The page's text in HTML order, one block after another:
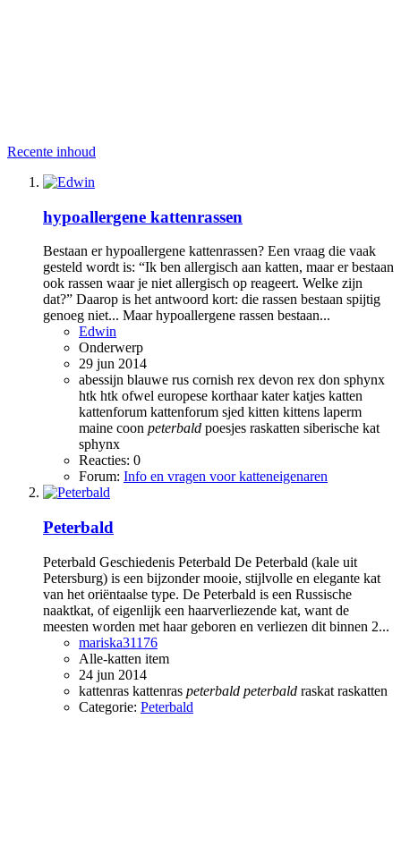
Recente inhoud
hypoallergene kattenrassen
Bestaan er hypoallergene kattenrassen? Een vraag die vaak
gesteld wordt is: “Ik ben allergisch aan katten, maar er bestaan
ook rassen waar je niet allergisch op reageert. Welke zijn
dat?” Daarop is het antwoord kort: die rassen bestaan spijtig
genoeg niet... Maar hypoallergene rassen bestaan...
Edwin
Onderwerp
29 jun 2014
abessijn blauwe rus cornish rex devon rex don sphynx
htk htk ofwel europese korthaarkaterkatjes katten
kattenforum kattenforum sjed kitten kittens laperm
maine coon peterbald poesjes raskatten siberische kat
sphynx
Reacties: 0
Forum: Info en vragen voor katteneigenaren
Peterbald
Peterbald Geschiedenis Peterbald De Peterbald (kale uit
Petersburg) is een bijzonder mooie, stijlvolle en elegante kat
van het oriëntaalse type. De Peterbald is een Russische
naaktkat, of eigenlijk een haarverliezende kat, want de
meesten worden met haar geboren en verliezen dit binnen 2...
mariska31176
Alle-katten item
24 jun 2014
kattenras kattenras peterbald peterbald raskat raskatten
Categorie: Peterbald